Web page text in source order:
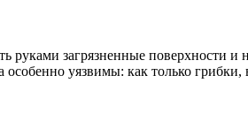
загрязненные поверхности и
особенно уязвимы: как только